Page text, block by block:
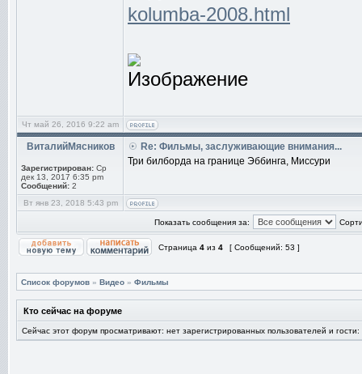
kolumba-2008.html
Чт май 26, 2016 9:22 am
ВиталийМясников
Зарегистрирован: Ср
дек 13, 2017 6:35 pm
Сообщений: 2
Re: Фильмы, заслуживающие внимания...
Три билборда на границе Эббинга, Миссури
Вт янв 23, 2018 5:43 pm
Показать сообщения за:
Страница 4 из 4 [ Сообщений: 53 ]
Список форумов » Видео » Фильмы
Кто сейчас на форуме
Сейчас этот форум просматривают: нет зарегистрированных пользователей и гости: